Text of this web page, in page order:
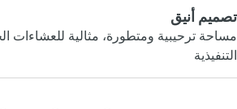
تصميم أنيق
مساحة ترحيبية ومتطورة، مثالية للعشاءات
التنفيذية